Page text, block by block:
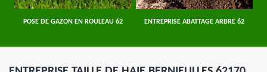
POSE DE GAZON EN ROULEAU 62 ENTREPRISE ABATTAGE ARBRE 62